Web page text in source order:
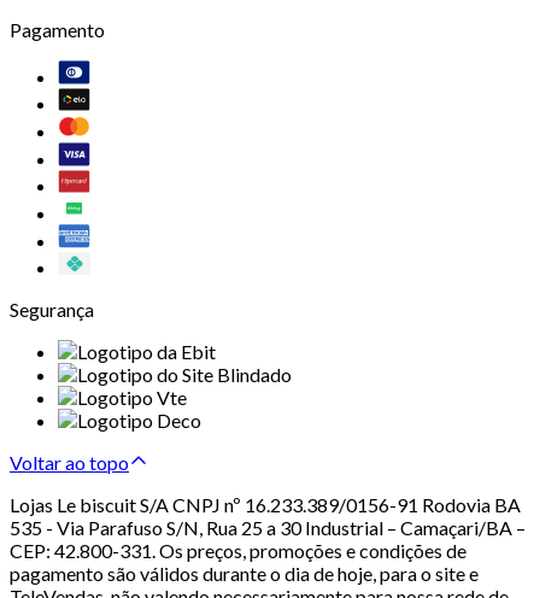
Pagamento
Segurança
Voltar ao topo
Lojas Le biscuit S/A CNPJ nº 16.233.389/0156-91 Rodovia BA
535 - Via Parafuso S/N, Rua 25 a 30 Industrial – Camaçari/BA –
CEP: 42.800-331. Os preços, promoções e condições de
pagamento são válidos durante o dia de hoje, para o site e